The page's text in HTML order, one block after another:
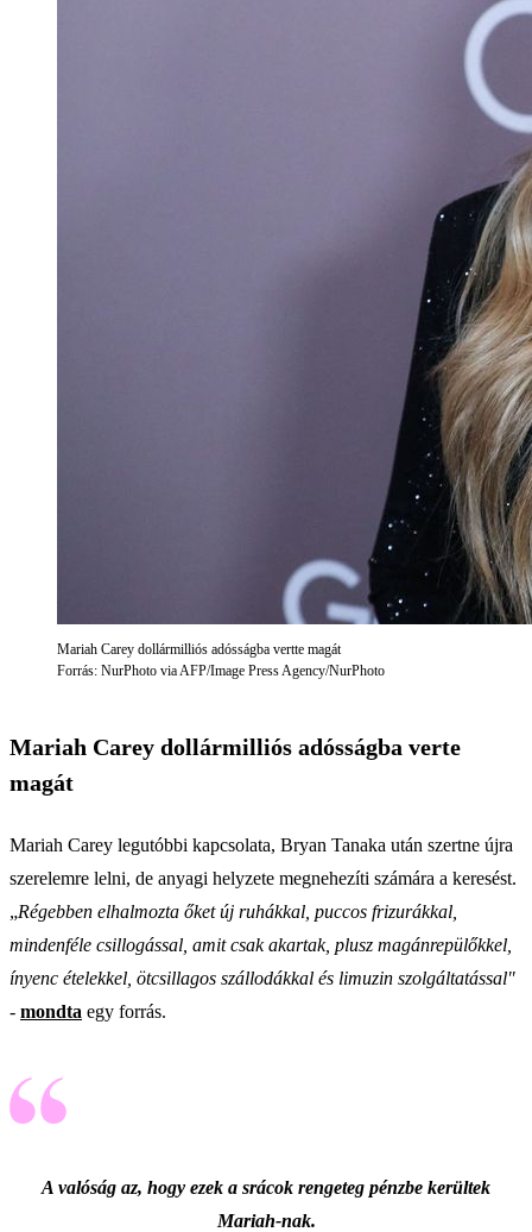
Mariah Carey dollármilliós adósságba vertte magát
Forrás: NurPhoto via AFP/Image Press Agency/NurPhoto
Mariah Carey dollármilliós adósságba verte
magát
Mariah Carey legutóbbi kapcsolata, Bryan Tanaka után szertne újra
szerelemre lelni, de anyagi helyzete megnehezíti számára a keresést.
„Régebben elhalmozta őket új ruhákkal, puccos frizurákkal,
mindenféle csillogással, amit csak akartak, plusz magánrepülőkkel,
ínyenc ételekkel, ötcsillagos szállodákkal és limuzin szolgáltatással"
- mondta egy forrás.
A valóság az, hogy ezek a srácok rengeteg pénzbe kerültek
Mariah-nak.